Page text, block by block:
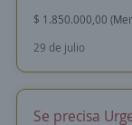
$ 1.850.000,00
29 de julio
Se precisa